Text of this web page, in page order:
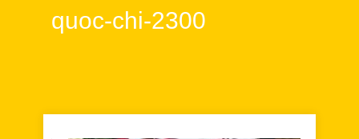
quoc-chi-2300